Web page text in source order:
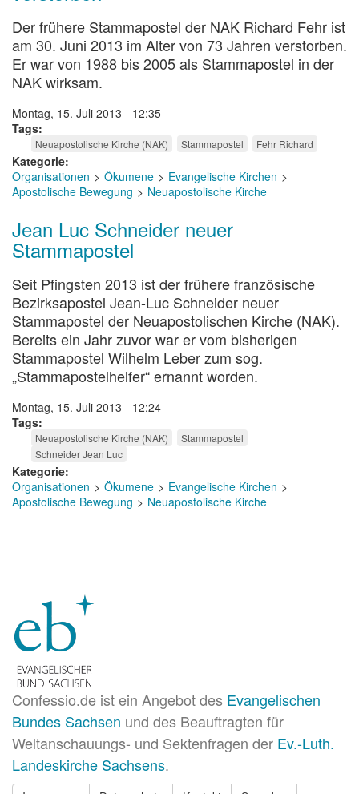
Der frühere Stammapostel der NAK Richard Fehr ist
am 30. Juni 2013 im Alter von 73 Jahren verstorben.
Er war von 1988 bis 2005 als Stammapostel in der
NAK wirksam.
Montag, 15. Juli 2013 - 12:35
Tags
Neuapostolische Kirche (NAK) Stammapostel Fehr Richard
Kategorie
Organisationen
Ökumene
Evangelische Kirchen
Apostolische Bewegung
Neuapostolische Kirche
Jean Luc Schneider neuer
Stammapostel
Seit Pfingsten 2013 ist der frühere französische
Bezirksapostel Jean-Luc Schneider neuer
Stammapostel der Neuapostolischen Kirche (NAK).
Bereits ein Jahr zuvor war er vom bisherigen
Stammapostel Wilhelm Leber zum sog.
„Stammapostelhelfer“ ernannt worden.
Montag, 15. Juli 2013 - 12:24
Tags
Neuapostolische Kirche (NAK)
Stammapostel
Schneider Jean Luc
Kategorie
Organisationen
Ökumene
Evangelische Kirchen
Apostolische Bewegung
Neuapostolische Kirche
Confessio.de ist ein Angebot des Evangelischen
Bundes Sachsen und des Beauftragten für
Weltanschauungs- und Sektenfragen der Ev.-Luth.
Landeskirche Sachsens.